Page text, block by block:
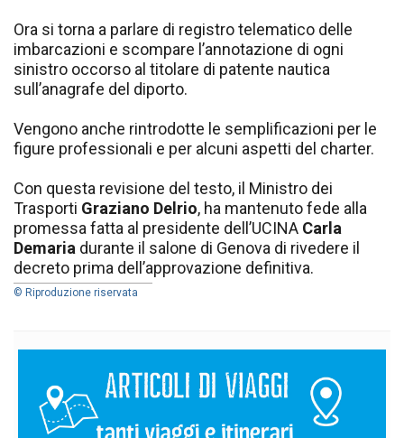
Ora si torna a parlare di registro telematico delle
imbarcazioni e scompare l’annotazione di ogni
sinistro occorso al titolare di patente nautica
sull’anagrafe del diporto.
Vengono anche rintrodotte le semplificazioni per le
figure professionali e per alcuni aspetti del charter.
Con questa revisione del testo, il Ministro dei
Trasporti Graziano Delrio, ha mantenuto fede alla
promessa fatta al presidente dell’UCINA Carla
Demaria durante il salone di Genova di rivedere il
decreto prima dell’approvazione definitiva.
© Riproduzione riservata